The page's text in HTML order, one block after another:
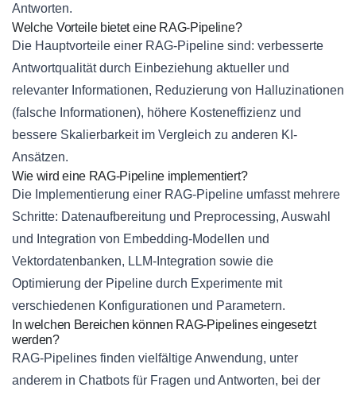
Antworten.
Welche Vorteile bietet eine RAG-Pipeline?
Die Hauptvorteile einer RAG-Pipeline sind: verbesserte
Antwortqualität durch Einbeziehung aktueller und
relevanter Informationen, Reduzierung von Halluzinationen
(falsche Informationen), höhere Kosteneffizienz und
bessere Skalierbarkeit im Vergleich zu anderen KI-
Ansätzen.
Wie wird eine RAG-Pipeline implementiert?
Die Implementierung einer RAG-Pipeline umfasst mehrere
Schritte: Datenaufbereitung und Preprocessing, Auswahl
und Integration von Embedding-Modellen und
Vektordatenbanken, LLM-Integration sowie die
Optimierung der Pipeline durch Experimente mit
verschiedenen Konfigurationen und Parametern.
In welchen Bereichen können RAG-Pipelines eingesetzt
werden?
RAG-Pipelines finden vielfältige Anwendung, unter
anderem in Chatbots für Fragen und Antworten, bei der